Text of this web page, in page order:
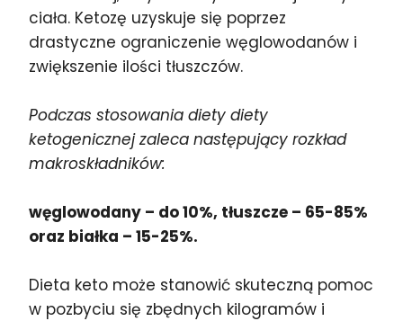
ciała. Ketozę uzyskuje się poprzez
drastyczne ograniczenie węglowodanów i
zwiększenie ilości tłuszczów.
Podczas stosowania diety diety
ketogenicznej zaleca następujący rozkład
makroskładników:
węglowodany – do 10%, tłuszcze – 65-85%
oraz białka – 15-25%.
Dieta keto może stanowić skuteczną pomoc
w pozbyciu się zbędnych kilogramów i